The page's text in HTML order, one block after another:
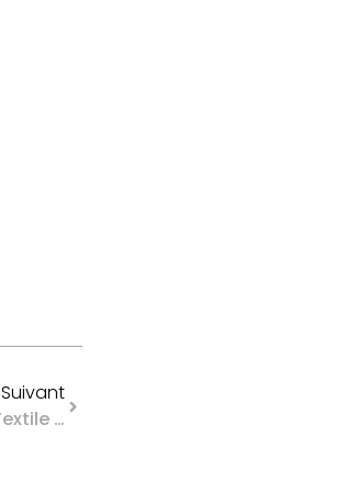
Suivant
Responsabilité Élargie Des Producteurs De Textile : Une Aide Financière Ajustée